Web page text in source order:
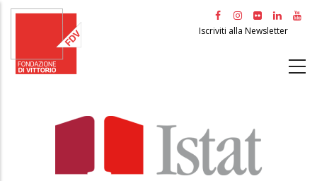
Salta
principale
Iscriviti alla Newsletter